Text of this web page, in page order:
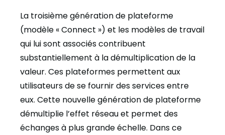
La troisième générationde plateforme
(modèle « Connect ») et les modèles de travail
qui lui sont associés contribuent
substantiellement à la démultiplication de la
valeur. Ces plateformes permettent aux
utilisateurs de se fournir des services entre
eux. Cette nouvelle génération de plateforme
démultiplie l’effet réseau et permet des
échanges à plus grande échelle. Dans ce